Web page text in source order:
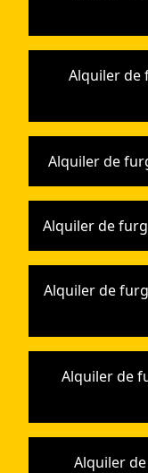
Alquiler de
Alquiler de
Alquiler de
Alquiler de
Alquiler de
Alquiler